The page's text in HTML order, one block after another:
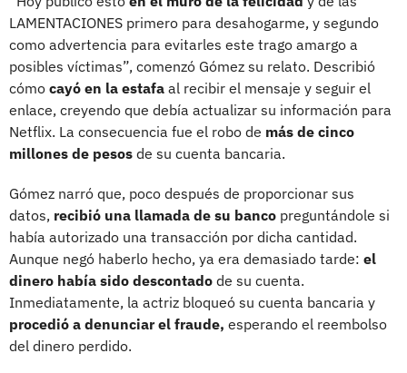
LAMENTACIONES primero para desahogarme, y segundo
como advertencia para evitarles este trago amargo a
posibles víctimas”, comenzó Gómez su relato. Describió
cómo cayó en la estafa al recibir el mensaje y seguir el
enlace, creyendo que debía actualizar su información para
Netflix. La consecuencia fue el robo de más de cinco
millones de pesos de su cuenta bancaria.
Gómez narró que, poco después de proporcionar sus
datos, recibió una llamada de su banco preguntándole si
había autorizado una transacción por dicha cantidad.
Aunque negó haberlo hecho, ya era demasiado tarde: el
dinero había sido descontado de su cuenta.
Inmediatamente, la actriz bloqueó su cuenta bancaria y
procedió a denunciar el fraude, esperando el reembolso
del dinero perdido.